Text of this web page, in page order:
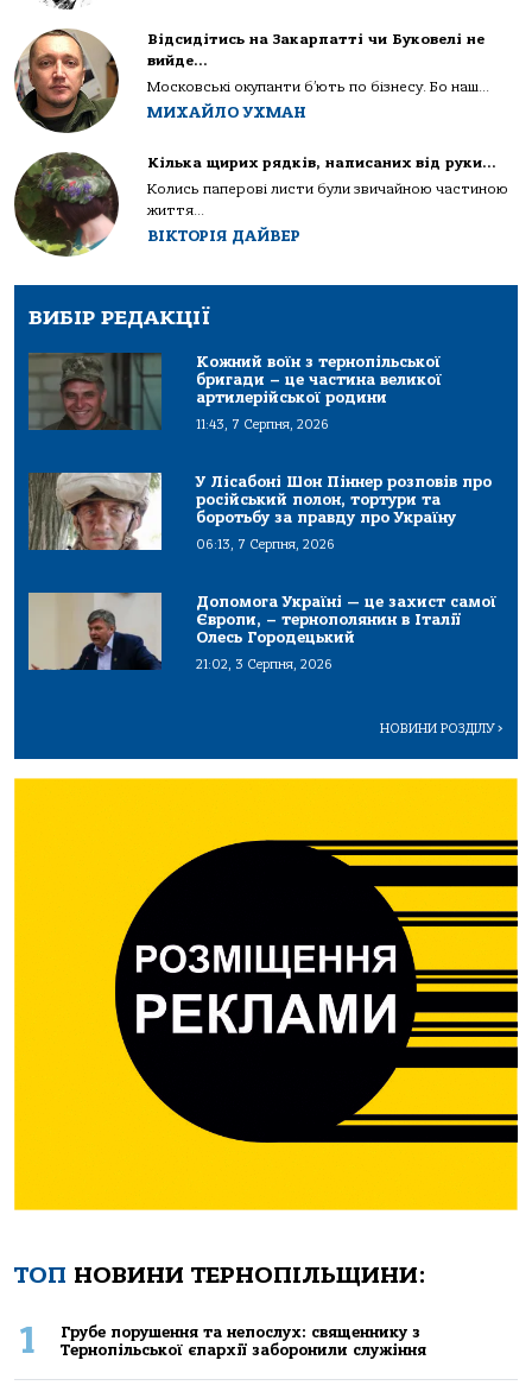
Відсидітись на Закарпатті чи Буковелі не
вийде…
Московські окупанти б’ють по бізнесу. Бо наш...
МИХАЙЛО УХМАН
Кілька щирих рядків, написаних від руки…
Колись паперові листи були звичайною частиною
життя...
ВІКТОРІЯ ДАЙВЕР
ВИБІР РЕДАКЦІЇ
Кожний воїн з тернопільської
бригади – це частина великої
артилерійської родини
11:43, 7 Серпня, 2026
У Лісабоні Шон Піннер розповів про
російський полон, тортури та
боротьбу за правду про Україну
06:13, 7 Серпня, 2026
Допомога Україні — це захист самої
Європи, – тернополянин в Італії
Олесь Городецький
21:02, 3 Серпня, 2026
НОВИНИ РОЗДІЛУ>
ТОП НОВИНИ ТЕРНОПІЛЬЩИНИ:
1
Грубе порушення та непослух: священнику з
Тернопільської єпархії заборонили служіння